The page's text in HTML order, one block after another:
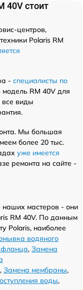
40V стоит
центров,
Polaris RM
- специалисты по
модель RM 40V для
все виды
Мы большая
более 20 тыс.
уже имеется
ремонта на сайте -
мастеров - они
RM 40V. По данным
Polaris, наиболее
водяного
, Замена
, Замена мембраны,
воды,